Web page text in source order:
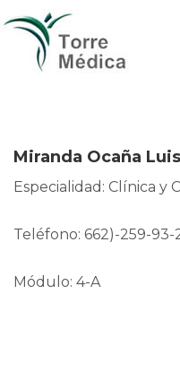
Miranda Ocaña
Especialidad: Clínica y
Teléfono: 662)-259-93-
Módulo: 4-A